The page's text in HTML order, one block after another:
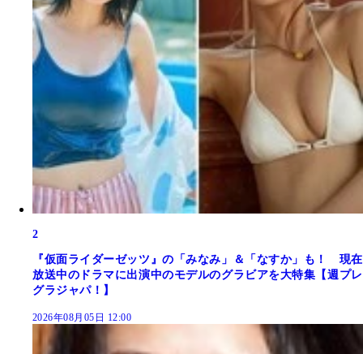
2
『仮面ライダーゼッツ』の「みなみ」＆「なすか」も！ 現在
放送中のドラマに出演中のモデルのグラビアを大特集【週プレ
グラジャパ！】
2026年08月05日 12:00